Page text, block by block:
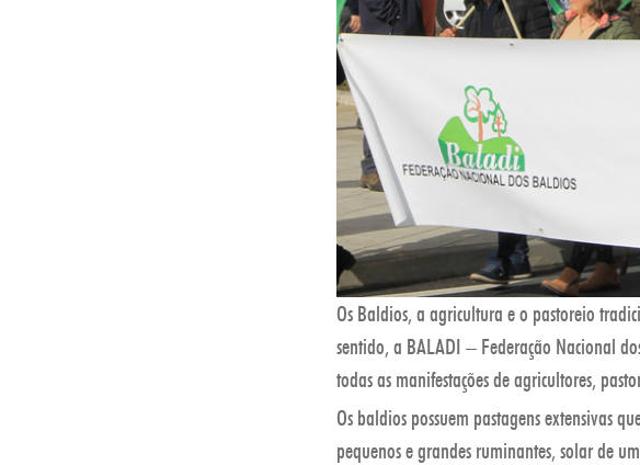
Os Baldios, a agricultura e o pastoreio
sentido, a BALADI – Federação Nacional
todas as manifestações de agricultores,
Os baldios possuem pastagens extensivas
pequenos e grandes ruminantes, solar de